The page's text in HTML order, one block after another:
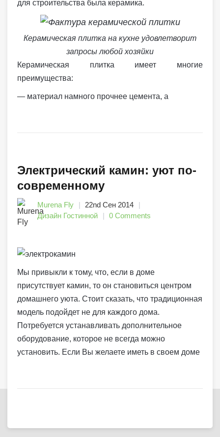
для строительства была керамика.
Керамическая плитка на кухне удовлетворит
запросы любой хозяйки
Керамическая плитка имеет многие
преимущества:
— материал намного прочнее цемента, а
Электрический камин: уют по-
современному
Murena Fly
22nd Сен 2014
Дизайн Гостинной
0 Comments
Мы привыкли к тому, что, если в доме
присутствует камин, то он становиться центром
домашнего уюта. Стоит сказать, что традиционная
модель подойдет не для каждого дома.
Потребуется устанавливать дополнительное
оборудование, которое не всегда можно
установить. Если Вы желаете иметь в своем доме